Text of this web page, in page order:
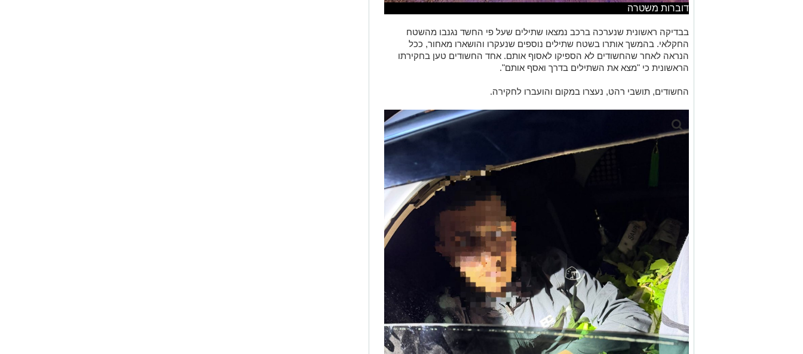
דוברות משטרה
בבדיקה ראשונית שנערכה ברכב נמצאו שתילים שעל פי החשד נגנבו מהשטח
החקלאי. בהמשך אותרו בשטח שתילים נוספים שנעקרו והושארו מאחור, ככל
הנראה לאחר שהחשודים לא הספיקו לאסוף אותם. אחד החשודים טען בחקירתו
הראשונית כי "מצא את השתילים בדרך ואסף אותם".
החשודים, תושבי רהט, נעצרו במקום והועברו לחקירה.